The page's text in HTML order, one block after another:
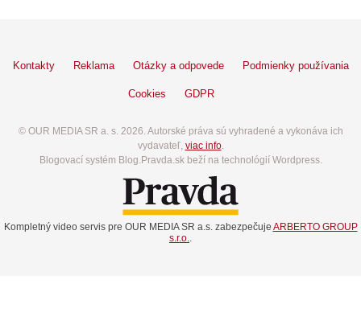
Kontakty Reklama Otázky a odpovede Podmienky používania
Cookies GDPR
© OUR MEDIA SR a. s. 2026. Autorské práva sú vyhradené a vykonáva ich
vydavateľ, viac info.
Blogovací systém Blog.Pravda.sk beží na technológií Wordpress.
Kompletný video servis pre OUR MEDIA SR a.s. zabezpečuje ARBERTO GROUP
s.r.o..